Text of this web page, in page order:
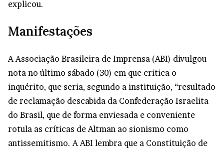
explicou.
Manifestações
A Associação Brasileira de Imprensa (ABI) divulgou
nota no último sábado (30) em que critica o
inquérito, que seria, segundo a instituição, “resultado
de reclamação descabida da Confederação Israelita
do Brasil, que de forma enviesada e conveniente
rotula as críticas de Altman ao sionismo como
antissemitismo. A ABI lembra que a Constituição de